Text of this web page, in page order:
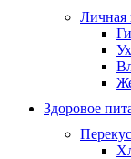
Личная
Здоровое
Перекус